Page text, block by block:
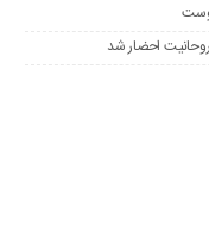
روحانیت احضار شد